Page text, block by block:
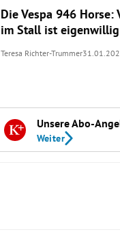
Die Vespa 946 Horse:
im Stall ist
Teresa Richter-Trummer
Unsere Abo-
Weiter